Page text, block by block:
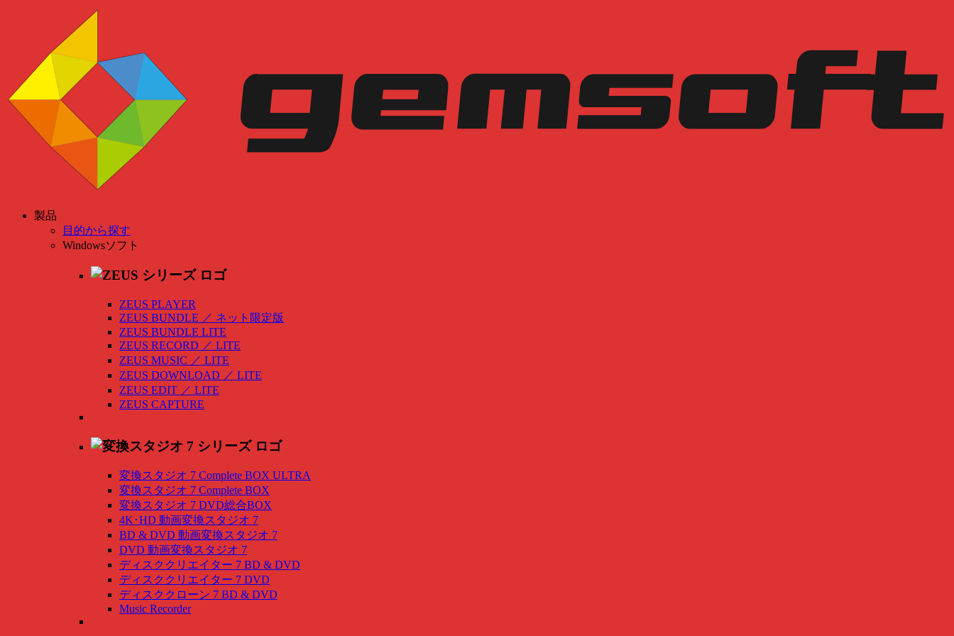
製品
目的から探す
Windowsソフト
ZEUS PLAYER
ZEUS BUNDLE ／ ネット限定版
ZEUS BUNDLE LITE
ZEUS RECORD ／ LITE
ZEUS MUSIC ／ LITE
ZEUS DOWNLOAD ／ LITE
ZEUS EDIT ／ LITE
ZEUS CAPTURE
変換スタジオ 7 Complete BOX ULTRA
変換スタジオ 7 Complete BOX
変換スタジオ 7 DVD総合BOX
4K･HD 動画変換スタジオ 7
BD & DVD 動画変換スタジオ 7
DVD 動画変換スタジオ 7
ディスククリエイター 7 BD & DVD
ディスククリエイター 7 DVD
ディスククローン 7 BD & DVD
Music Recorder